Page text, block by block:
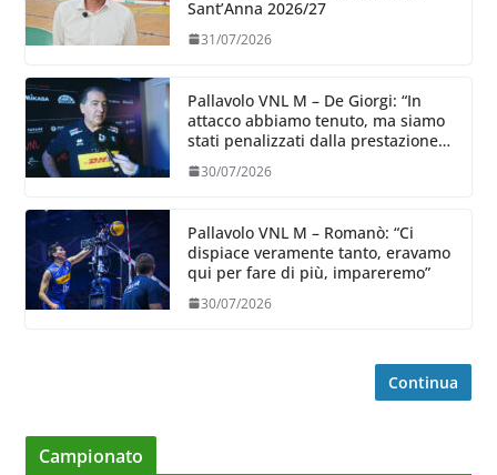
Sant’Anna 2026/27
31/07/2026
Pallavolo VNL M – De Giorgi: “In
attacco abbiamo tenuto, ma siamo
stati penalizzati dalla prestazione
30/07/2026
Pallavolo VNL M – Romanò: “Ci
dispiace veramente tanto, eravamo
qui per fare di più, impareremo”
30/07/2026
Continua
Campionato